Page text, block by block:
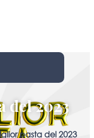
del 2023
pasta del 2023